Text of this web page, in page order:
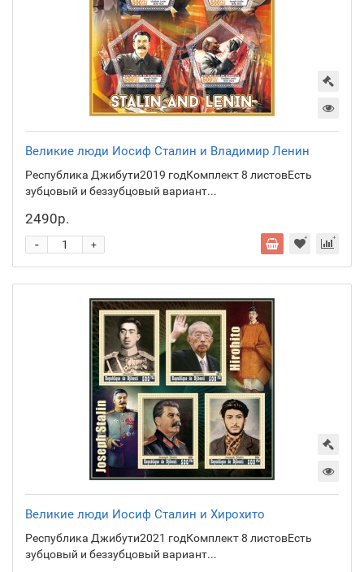
Великие люди Иосиф Сталин и Владимир Ленин
Республика Джибути2019 годКомплект 8 листовЕсть
зубцовый и беззубцовый вариант...
2490р.
+
-
Великие люди Иосиф Сталин и Хирохито
Республика Джибути2021 годКомплект 8 листовЕсть
зубцовый и беззубцовый вариант...